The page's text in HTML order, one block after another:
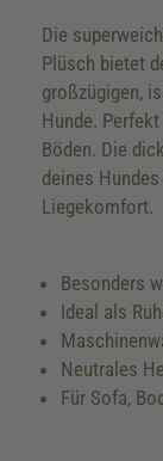
Die
Plüsch bietet
großzügigen,
Hunde.
Böden. Die
deines
Liegekomfort.
Besonders
Ideal als
Neutrales
Für Sofa,